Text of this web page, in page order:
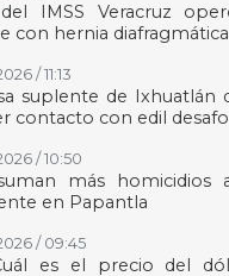
del IMSS Veracruz
con hernia
/ 11:13
suplente de Ixhuatlán
contacto con edil
/ 10:50
más homicidios
en Papantla
/ 09:45
es el precio del